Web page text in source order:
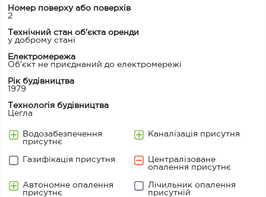
Номер поверху або поверхів
2
Технічний стан об'єкта оренди
у доброму стані
Електромережа
Об'єкт не приєднаний до електромережі
Рік будівництва
1979
Технологія будівництва
Цегла
Водозабезпечення
присутнє
Каналізація присутня
Газифікація присутня
Централізоване
опалення присутнє
Автономне опалення
присутнє
Лічильник опалення
присутній